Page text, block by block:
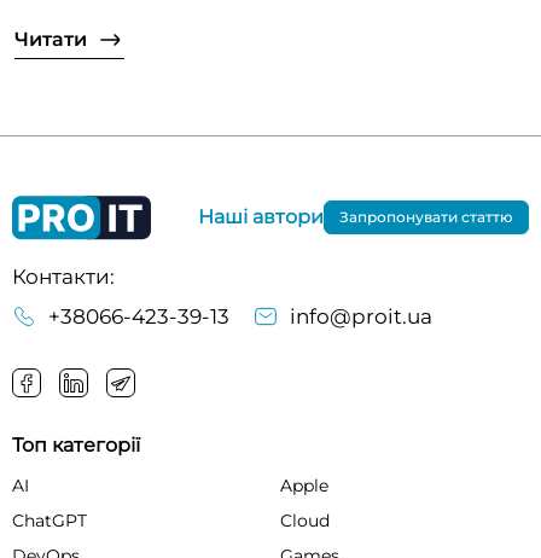
Читати
Контакти:
+38066-423-39-13
info@proit.ua
Наші автори Запропонувати статтю
Топ категорії
AI
Apple
ChatGPT
Cloud